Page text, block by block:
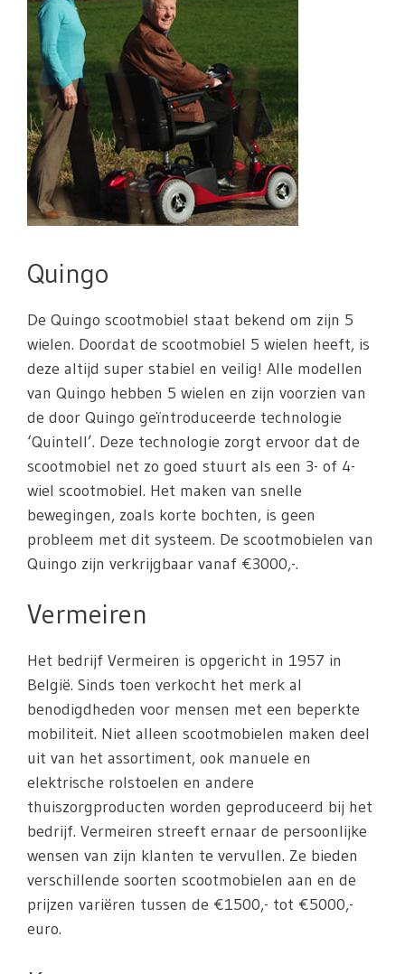
Quingo
De Quingo scootmobiel staat bekend om zijn 5
wielen. Doordat de scootmobiel 5 wielen heeft, is
deze altijd super stabiel en veilig! Alle modellen
van Quingo hebben 5 wielen en zijn voorzien van
de door Quingo geïntroduceerde technologie
‘Quintell’. Deze technologie zorgt ervoor dat de
scootmobiel net zo goed stuurt als een 3- of 4-
wiel scootmobiel. Het maken van snelle
bewegingen, zoals korte bochten, is geen
probleem met dit systeem. De scootmobielen van
Quingo zijn verkrijgbaar vanaf €3000,-.
Vermeiren
Het bedrijf Vermeiren is opgericht in 1957 in
België. Sinds toen verkocht het merk al
benodigdheden voor mensen met een beperkte
mobiliteit. Niet alleen scootmobielen maken deel
uit van het assortiment, ook manuele en
elektrische rolstoelen en andere
thuiszorgproducten worden geproduceerd bij het
bedrijf. Vermeiren streeft ernaar de persoonlijke
wensen van zijn klanten te vervullen. Ze bieden
verschillende soorten scootmobielen aan en de
prijzen variëren tussen de €1500,- tot €5000,-
euro.